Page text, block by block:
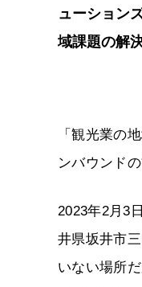
ューション
域課題の解
「観光業の
ンバウンド
2023年2月3
井県坂井市
いない場所